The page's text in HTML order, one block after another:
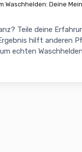
Waschhelden: Deine
Teile deine
hilft anderen
echten